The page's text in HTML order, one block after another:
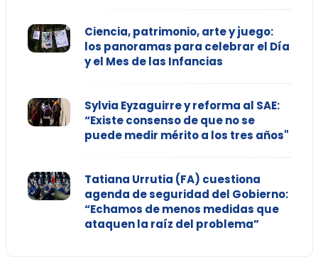
Ciencia, patrimonio, arte y juego:
los panoramas para celebrar el Día
y el Mes de las Infancias
Sylvia Eyzaguirre y reforma al SAE:
“Existe consenso de que no se
puede medir mérito a los tres años"
Tatiana Urrutia (FA) cuestiona
agenda de seguridad del Gobierno:
“Echamos de menos medidas que
ataquen la raíz del problema”